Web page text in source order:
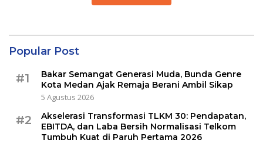
Popular Post
#1
Bakar Semangat Generasi Muda, Bunda Genre
Kota Medan Ajak Remaja Berani Ambil Sikap
5 Agustus 2026
#2
Akselerasi Transformasi TLKM 30: Pendapatan,
EBITDA, dan Laba Bersih Normalisasi Telkom
Tumbuh Kuat di Paruh Pertama 2026